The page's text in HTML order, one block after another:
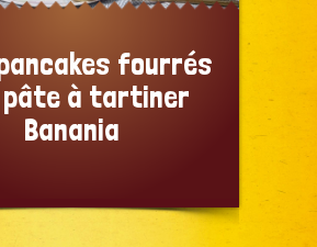
fourrés
pâte à tartiner
Banania